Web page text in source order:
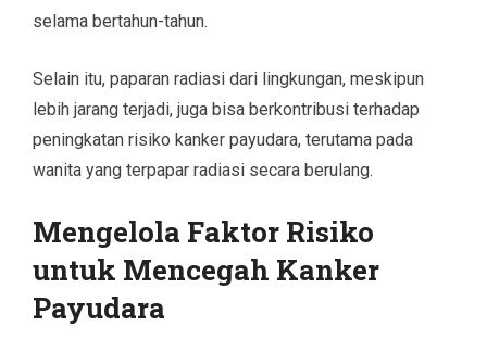
selama bertahun-tahun.
Selain itu, paparan radiasi dari lingkungan, meskipun
lebih jarang terjadi, juga bisa berkontribusi terhadap
peningkatan risiko kanker payudara, terutama pada
wanita yang terpapar radiasi secara berulang.
Mengelola Faktor Risiko
untuk Mencegah Kanker
Payudara